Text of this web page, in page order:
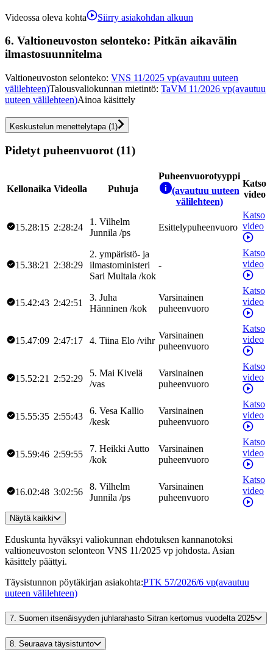
Videossa oleva kohta Siirry asiakohdan alkuun
6. Valtioneuvoston selonteko: Pitkän aikavälin
ilmastosuunnitelma
Valtioneuvoston selonteko: VNS 11/2025 vp(avautuu uuteen
välilehteen)Talousvaliokunnan mietintö: TaVM 11/2026 vp(avautuu
uuteen välilehteen)Ainoa käsittely
Keskustelun menettelytapa (1 )
Pidetyt puheenvuorot (11)
Kellonaika Videolla Puhuja
Puheenvuorotyyppi
(avautuu uuteen
välilehteen)
Katso
video
15.28:15 2:28:24
1 . Vilhelm
Junnila /ps
Esittelypuheenvuoro
Katso
video
15.38:21 2:38:29
2. ympäristö- ja
ilmastoministeri
Sari Multala /kok
-
Katso
video
15.42:43 2:42:51
3. Juha
Hänninen /kok
Varsinainen
puheenvuoro
Katso
video
15.47:09 2:47:17 4. Tiina Elo /vihr
Varsinainen
puheenvuoro
Katso
video
15.52:21 2:52:29
5. Mai Kivelä
/vas
Varsinainen
puheenvuoro
Katso
video
15.55:35 2:55:43
6. Vesa Kallio
/kesk
Varsinainen
puheenvuoro
Katso
video
15.59:46 2:59:55
7. Heikki Autto
/kok
Varsinainen
puheenvuoro
Katso
video
16.02:48 3:02:56
8. Vilhelm
Junnila /ps
Varsinainen
puheenvuoro
Katso
video
Näytä kaikki
Eduskunta hyväksyi valiokunnan ehdotuksen kannanotoksi
valtioneuvoston selonteon VNS 11/2025 vp johdosta. Asian
käsittely päättyi.
Täysistunnon pöytäkirjan asiakohta:PTK 57/2026/6 vp(avautuu
uuteen välilehteen)
7. Suomen itsenäisyyden juhlarahasto Sitran kertomus vuodelta 2025
8. Seuraava täysistunto